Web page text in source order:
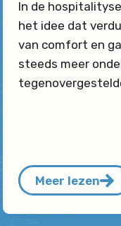
In de
het idee dat
van comfort en
steeds meer
Meer lezen